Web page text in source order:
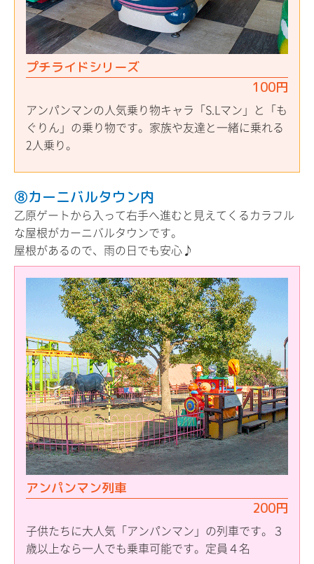
プチライドシリーズ
100円
アンパンマンの人気乗り物キャラ「S.Lマン」と「も
ぐりん」の乗り物です。家族や友達と一緒に乗れる
2人乗り。
⑧カーニバルタウン内
乙原ゲートから入って右手へ進むと見えてくるカラフル
な屋根がカーニバルタウンです。
屋根があるので、雨の日でも安心♪
アンパンマン列車
200円
子供たちに大人気「アンパンマン」の列車です。３
歳以上なら一人でも乗車可能です。定員４名